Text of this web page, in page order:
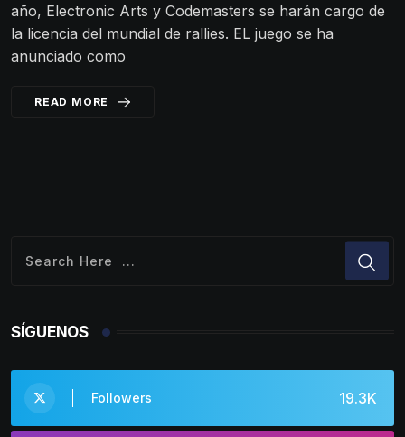
año, Electronic Arts y Codemasters se harán cargo de
la licencia del mundial de rallies. EL juego se ha
anunciado como
READ MORE
SÍGUENOS
19.3K
Followers